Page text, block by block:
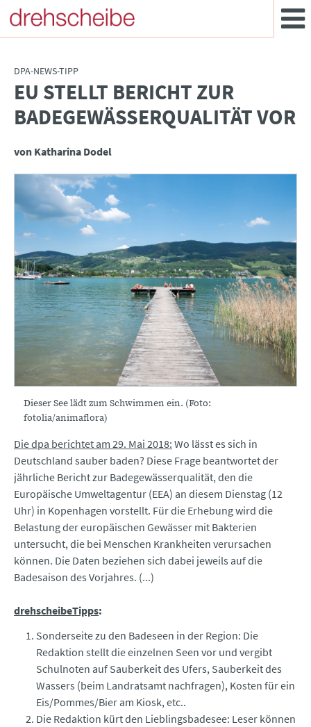
DPA-NEWS-TIPP
:EU STELLT BERICHT ZUR
BADEGEWÄSSERQUALITÄT VOR
von Katharina Dodel
Dieser See lädt zum Schwimmen ein. (Foto:
fotolia/animaflora)
Die dpa berichtet am 29. Mai 2018: Wo lässt es sich in
Deutschland sauber baden? Diese Frage beantwortet der
jährliche Bericht zur Badegewässerqualität, den die
Europäische Umweltagentur (EEA) an diesem Dienstag (12
Uhr) in Kopenhagen vorstellt. Für die Erhebung wird die
Belastung der europäischen Gewässer mit Bakterien
untersucht, die bei Menschen Krankheiten verursachen
können. Die Daten beziehen sich dabei jeweils auf die
Badesaison des Vorjahres. (...)
drehscheibeTipps:
Sonderseite zu den Badeseen in der Region: Die
Redaktion stellt die einzelnen Seen vor und vergibt
Schulnoten auf Sauberkeit des Ufers, Sauberkeit des
Wassers (beim Landratsamt nachfragen), Kosten für ein
Eis/Pommes/Bier am Kiosk, etc..
Die Redaktion kürt den Lieblingsbadesee: Leser können